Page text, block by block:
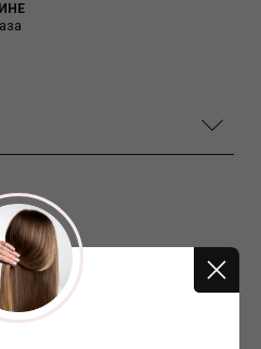
пройти тест и
головы.